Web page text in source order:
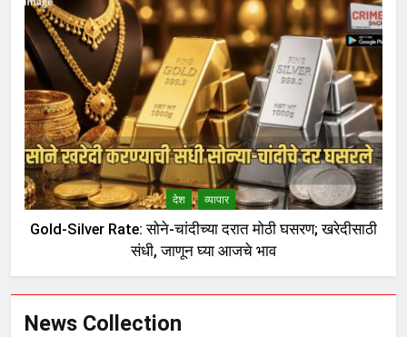
देश व्यापार
Gold-Silver Rate: सोने-चांदीच्या दरात मोठी घसरण; खरेदीसाठी
संधी, जाणून घ्या आजचे भाव
News Collection